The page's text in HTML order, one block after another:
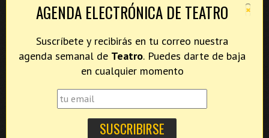
×
AGENDA ELECTRÓNICA DE TEATRO
Suscríbete y recibirás en tu correo nuestra
agenda semanal de Teatro. Puedes darte de baja
en cualquier momento